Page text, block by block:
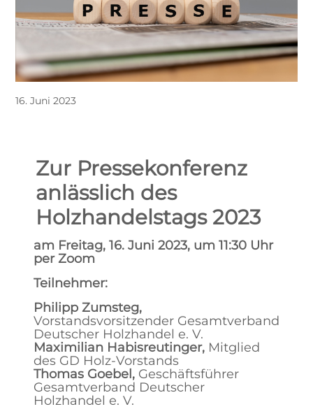
16. Juni 2023
Zur Pressekonferenz
anlässlich des
Holzhandelstags 2023
am Freitag, 16. Juni 2023, um 11:30 Uhr
per Zoom
Teilnehmer:
Philipp Zumsteg,
Vorstandsvorsitzender Gesamtverband
Deutscher Holzhandel e. V.
Maximilian Habisreutinger, Mitglied
des GD Holz-Vorstands
Thomas Goebel, Geschäftsführer
Gesamtverband Deutscher
Holzhandel e. V.